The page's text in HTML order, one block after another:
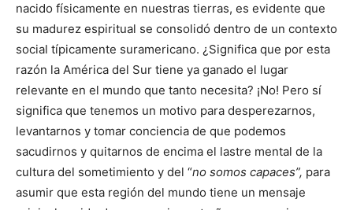
nacido físicamente en nuestras tierras, es evidente que
su madurez espiritual se consolidó dentro de un contexto
social típicamente suramericano. ¿Significa que por esta
razón la América del Sur tiene ya ganado el lugar
relevante en el mundo que tanto necesita? ¡No! Pero sí
significa que tenemos un motivo para desperezarnos,
levantarnos y tomar conciencia de que podemos
sacudirnos y quitarnos de encima el lastre mental de la
cultura del sometimiento y del “no somos capaces”, para
asumir que esta región del mundo tiene un mensaje